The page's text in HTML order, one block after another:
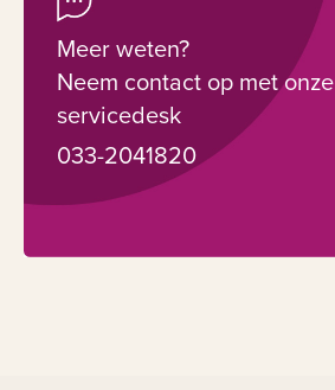
Meer weten?
Neem contact op met onze
servicedesk
033-2041820